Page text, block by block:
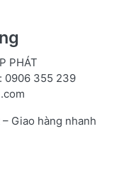
PHÁT
0906 355 239
Giao hàng nhanh